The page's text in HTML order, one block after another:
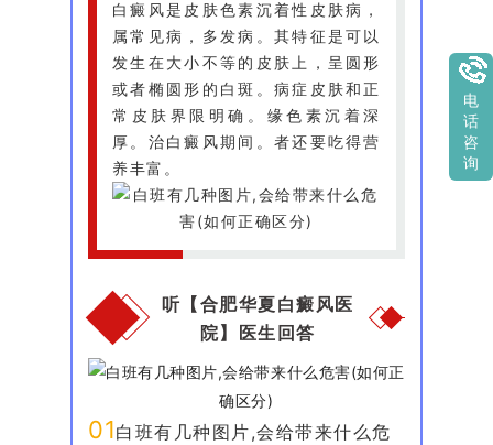
白癜风是皮肤色素沉着性皮肤病，
属常见病，多发病。其特征是可以
发生在大小不等的皮肤上，呈圆形
或者椭圆形的白斑。病症皮肤和正
常皮肤界限明确。缘色素沉着深
厚。治白癜风期间。者还要吃得营
养丰富。
听【合肥华夏白癜风医
院】医生回答
01白班有几种图片,会给带来什么危
电
话
咨
询